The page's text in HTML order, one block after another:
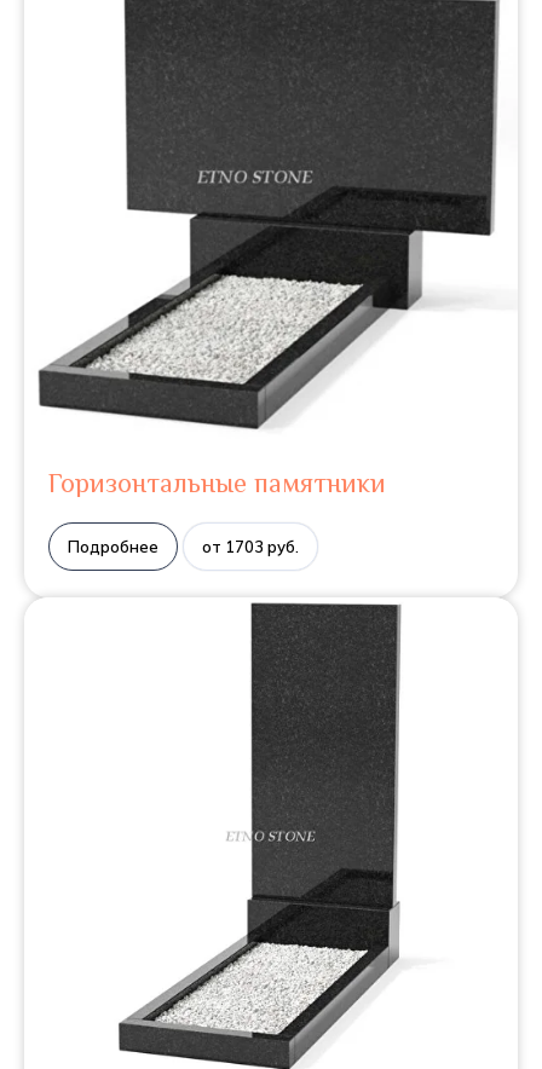
Горизонтальные памятники
Подробнее от 1703 руб.